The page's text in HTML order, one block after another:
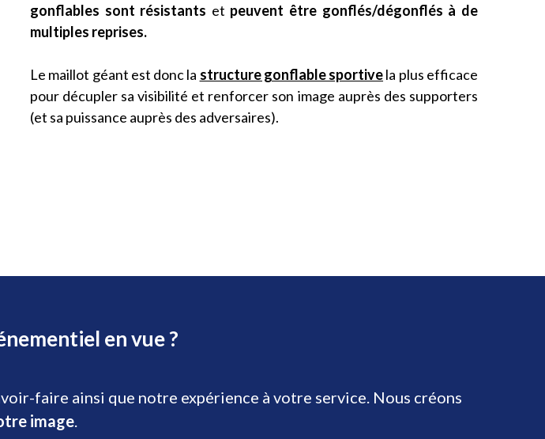
gonflables sont résistants et peuvent être gonflés/dégonflés à de
multiples reprises.
Le maillot géant est donc la structure gonflable sportivela plus efficace
pour décupler sa visibilité et renforcer son image auprès des supporters
(et sa puissance auprès des adversaires).
en vue ?
faire ainsi que notre expérience à votre service. Nous créons
image.